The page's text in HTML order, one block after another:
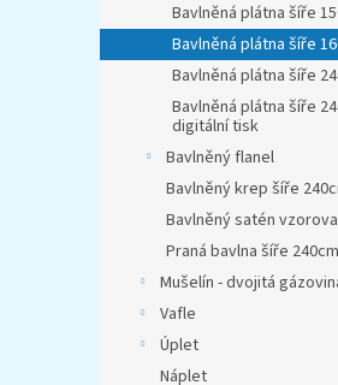
l
Bavlněná plátna šíře
Bavlněná plátna šíře
Bavlněná plátna šíře
Bavlněná plátna šíře
digitální tisk
Bavlněný flanel
Bavlněný krep šíře
Bavlněný satén
Praná bavlna šíře 240cm
Mušelín - dvojitá
Vafle
Úplet
Náplet